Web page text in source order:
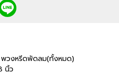
พวงหรีดพัดลม(ทั้งหมด)
นิ้ว